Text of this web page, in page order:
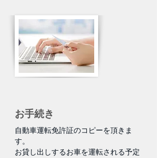
お手続き
自動車運転免許証のコピーを頂きま
す。
お貸し出しするお車を運転される予定